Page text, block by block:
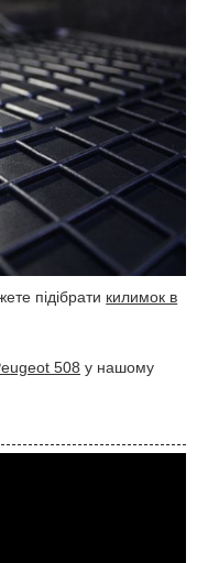
підібрати килимок в
508 у нашому